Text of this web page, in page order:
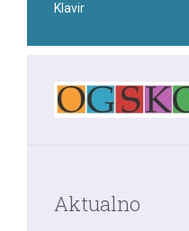
Klavir
Aktualno